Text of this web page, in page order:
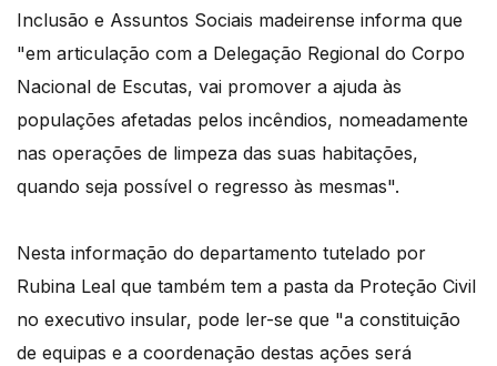
Inclusão e Assuntos Sociais madeirense informa que
"em articulação com a Delegação Regional do Corpo
Nacional de Escutas, vai promover a ajuda às
populações afetadas pelos incêndios, nomeadamente
nas operações de limpeza das suas habitações,
quando seja possível o regresso às mesmas".
Nesta informação do departamento tutelado por
Rubina Leal que também tem a pasta da Proteção Civil
no executivo insular, pode ler-se que "a constituição
de equipas e a coordenação destas ações será